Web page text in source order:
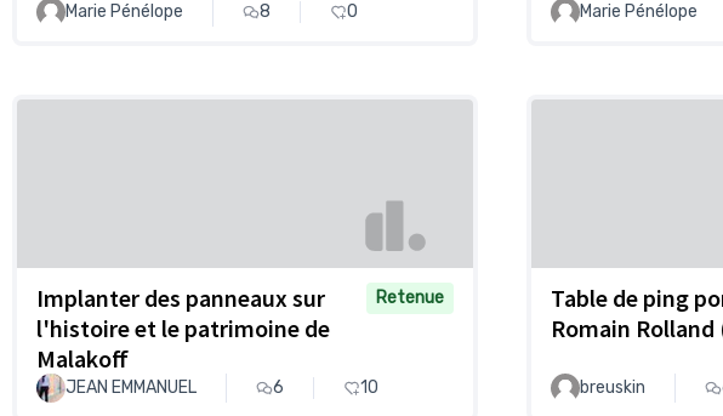
Marie Pénélope 8 0 Marie Pénélope
Implanter des panneaux sur
l'histoire et le patrimoine de
Malakoff
Retenue
JEAN EMMANUEL 6 10
Table de ping
Romain Rolland
breuskin